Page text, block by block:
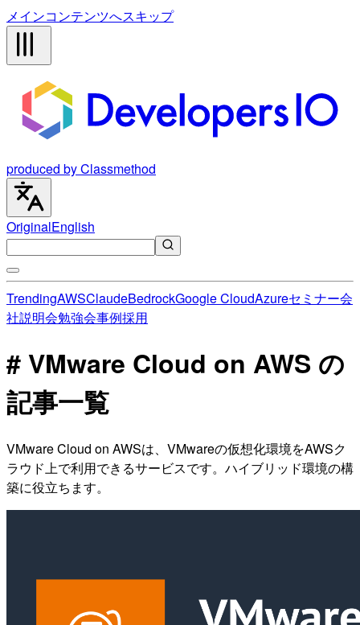
メインコンテンツへスキップ
produced by Classmethod
OriginalEnglish
TrendingAWSClaudeBedrockGoogle CloudAzureセミナー会
社説明会勉強会事例採用
# VMware Cloud on AWS の
記事一覧
VMware Cloud on AWSは、VMwareの仮想化環境をAWSク
ラウド上で利用できるサービスです。ハイブリッド環境の構
築に役立ちます。